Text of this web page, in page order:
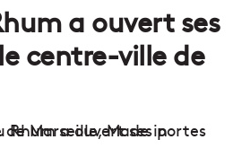
a ouvert ses
centre-ville de